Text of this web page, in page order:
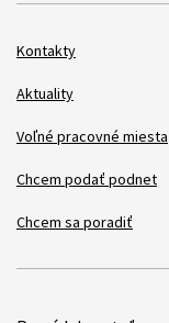
Kontakty
Aktuality
Voľné pracovné miesta
Chcem podať podnet
Chcem sa poradiť